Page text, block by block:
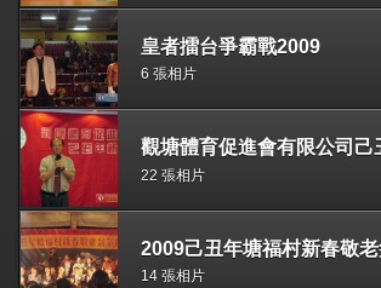
皇者擂台爭霸戰2009
6 張相片
22 張相片
14 張相片